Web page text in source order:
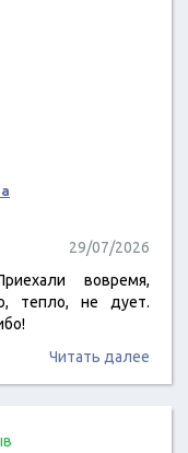
29/07/2026
вовремя,
тепло, не дует.
Читать далее